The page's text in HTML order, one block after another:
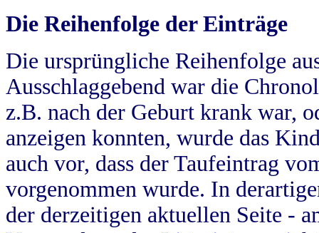
Die Reihenfolge der Einträge
Die ursprüngliche Reihenfolge
Ausschlaggebend war die
z.B. nach der Geburt krank war,
anzeigen konnten, wurde das
auch vor, dass der Taufeintrag
vorgenommen wurde. In
der derzeitigen aktuellen Seite -